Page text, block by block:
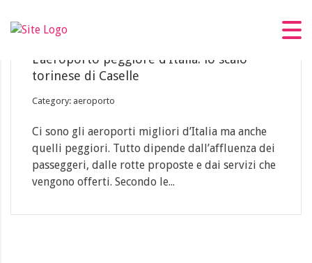
23
L’aeroporto peggiore d’Italia: lo scalo
torinese di Caselle
Category: aeroporto
Ci sono gli aeroporti migliori d’Italia ma anche
quelli peggiori. Tutto dipende dall’affluenza dei
passeggeri, dalle rotte proposte e dai servizi che
vengono offerti. Secondo le...